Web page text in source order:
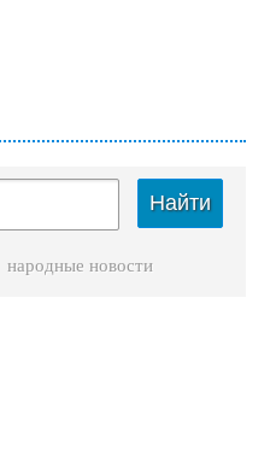
Найти
народные новости